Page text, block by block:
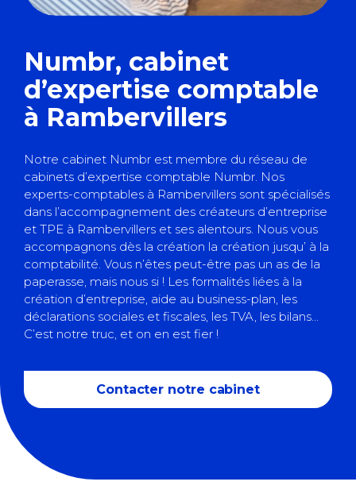
Numbr, cabinet
d’expertise comptable
à Rambervillers
Notre cabinet Numbr est membre du réseau de
cabinets d’expertise comptable Numbr. Nos
experts-comptables à Rambervillers sont spécialisés
dans l’accompagnement des créateurs d’entreprise
et TPE à Rambervillers et ses alentours. Nous vous
accompagnons dès la création la création jusqu’ à la
comptabilité . Vous n’êtes peut-être pas un as de la
paperasse, mais nous si ! Les formalités liées à la
création d’entreprise, aide au business-plan , les
déclarations sociales et fiscales, les TVA, les bilans…
C’est notre truc, et on en est fier !
Contacter notre cabinet